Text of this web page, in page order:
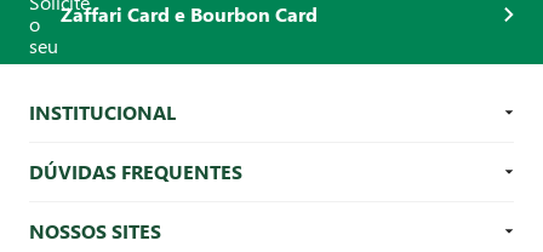
Zaffari Card e Bourbon Card
INSTITUCIONAL
DÚVIDAS FREQUENTES
NOSSOS SITES